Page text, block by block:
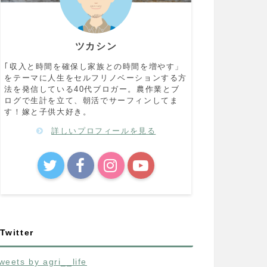
ツカシン
｢収入と時間を確保し家族との時間を増やす」
をテーマに人生をセルフリノベーションする方
法を発信している40代ブロガー。農作業とブ
ログで生計を立て、朝活でサーフィンしてま
す！嫁と子供大好き。
詳しいプロフィールを見る
Twitter
by agri__life